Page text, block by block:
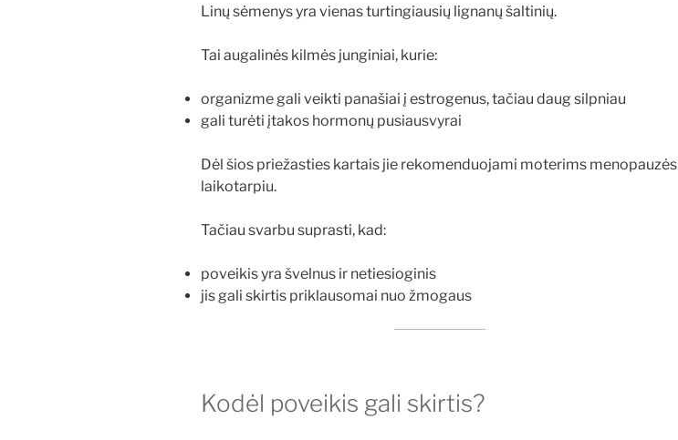
Linų sėmenys yra vienas turtingiausių lignanų šaltinių.
Tai augalinės kilmės junginiai, kurie:
organizme gali veikti panašiai į estrogenus, tačiau daug silpniau
gali turėti įtakos hormonų pusiausvyrai
Dėl šios priežasties kartais jie rekomenduojami moterims menopauzės
laikotarpiu.
Tačiau svarbu suprasti, kad:
poveikis yra švelnus ir netiesioginis
jis gali skirtis priklausomai nuo žmogaus
Kodėl poveikis gali skirtis?